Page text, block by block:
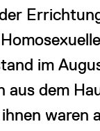
im
aus dem
waren